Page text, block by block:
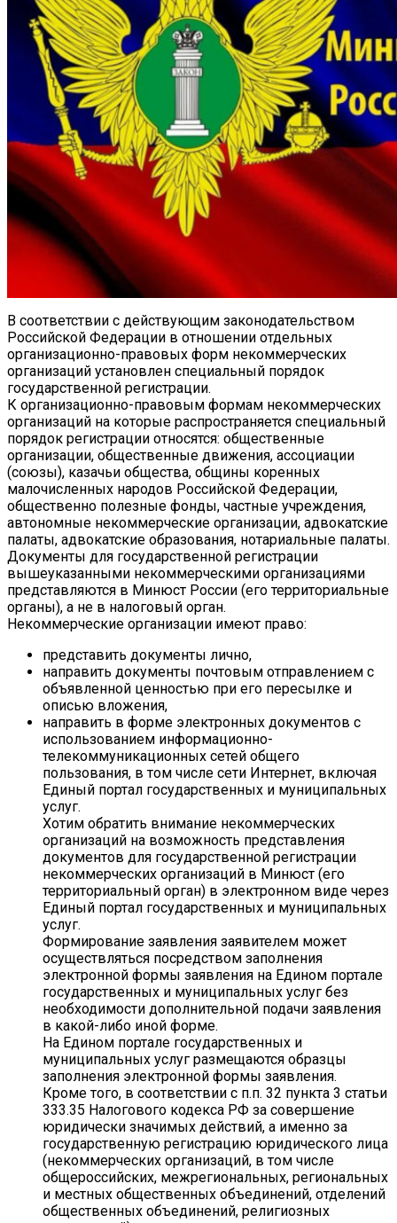
В соответствии с действующим законодательством
Российской Федерации в отношении отдельных
организационно-правовых форм некоммерческих
организаций установлен специальный порядок
государственной регистрации.
К организационно-правовым формам некоммерческих
организаций на которые распространяется специальный
порядок регистрации относятся: общественные
организации, общественные движения, ассоциации
(союзы), казачьи общества, общины коренных
малочисленных народов Российской Федерации,
общественно полезные фонды, частные учреждения,
автономные некоммерческие организации, адвокатские
палаты, адвокатские образования, нотариальные палаты.
Документы для государственной регистрации
вышеуказанными некоммерческими организациями
представляются в Минюст России (его территориальные
органы), а не в налоговый орган.
Некоммерческие организации имеют право:
представить документы лично,
направить документы почтовым отправлением с
объявленной ценностью при его пересылке и
описью вложения,
направить в форме электронных документов с
использованием информационно-
телекоммуникационных сетей общего
пользования, в том числе сети Интернет, включая
Единый портал государственных и муниципальных
услуг.
Хотим обратить внимание некоммерческих
организаций на возможность представления
документов для государственной регистрации
некоммерческих организаций в Минюст (его
территориальный орган) в электронном виде через
Единый портал государственных и муниципальных
услуг.
Формирование заявления заявителем может
осуществляться посредством заполнения
электронной формы заявления на Едином портале
государственных и муниципальных услуг без
необходимости дополнительной подачи заявления
в какой-либо иной форме.
На Едином портале государственных и
муниципальных услуг размещаются образцы
заполнения электронной формы заявления.
Кроме того, в соответствии с п.п. 32 пункта 3 статьи
333.35 Налогового кодекса РФ за совершение
юридически значимых действий, а именно за
государственную регистрацию юридического лица
(некоммерческих организаций, в том числе
общероссийских, межрегиональных, региональных
и местных общественных объединений, отделений
общественных объединений, религиозных